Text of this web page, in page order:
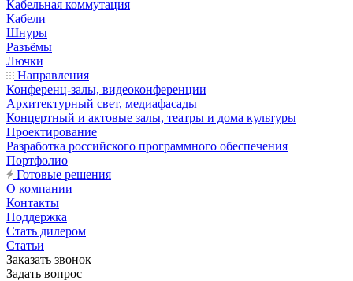
Кабельная коммутация
Кабели
Шнуры
Разъёмы
Лючки
Направления
Конференц-залы, видеоконференции
Архитектурный свет, медиафасады
Концертный и актовые залы, театры и дома культуры
Проектирование
Разработка российского программного обеспечения
Портфолио
Готовые решения
О компании
Контакты
Поддержка
Стать дилером
Статьи
Заказать звонок
Задать вопрос